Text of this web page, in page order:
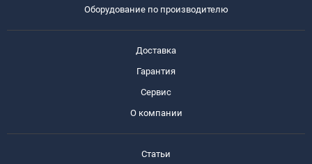
Оборудование по производителю
Доставка
Гарантия
Сервис
О компании
Статьи